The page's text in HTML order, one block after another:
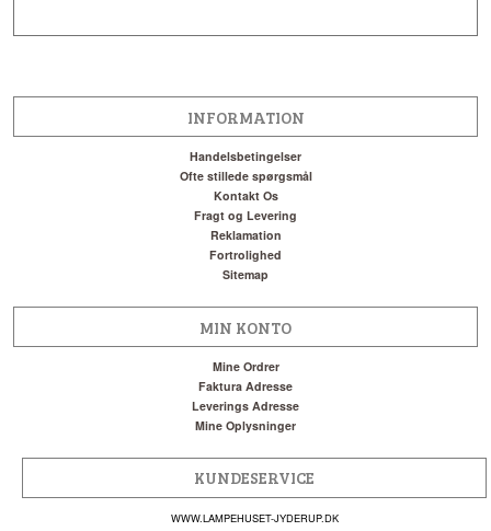
INFORMATION
Handelsbetingelser
Ofte stillede spørgsmål
Kontakt Os
Fragt og Levering
Reklamation
Fortrolighed
Sitemap
MIN KONTO
Mine Ordrer
Faktura Adresse
Leverings Adresse
Mine Oplysninger
KUNDESERVICE
WWW.LAMPEHUSET-JYDERUP.DK